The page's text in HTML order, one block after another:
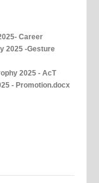
Career
2025 -Gesture
2025 - AcT
- Promotion.docx